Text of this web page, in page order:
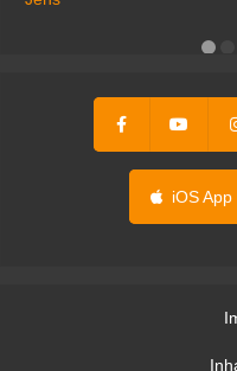
iOS App